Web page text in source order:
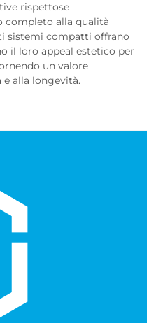
rispettose
completo alla qualità
sistemi compatti offrano
il loro appeal estetico per
un valore
e alla longevità.